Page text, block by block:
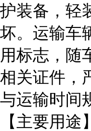
护装备，轻
坏。运输车
用标志，随
相关证件，
与运输时间
【主要用途】